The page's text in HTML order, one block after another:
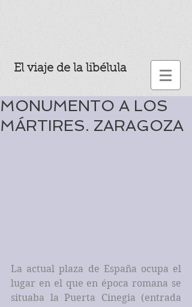
El viaje de la libélula
MONUMENTO A LOS
MÁRTIRES. ZARAGOZA
La actual plaza de España ocupa el
lugar en el que en época romana se
situaba la Puerta Cinegia (entrada